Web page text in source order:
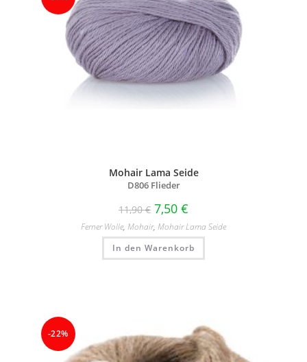
Mohair Lama Seide
D806 Flieder
11,90€ 7,50 €
Ferner Wolle, Mohair, Mohair Lama Seide
In den Warenkorb
-22%